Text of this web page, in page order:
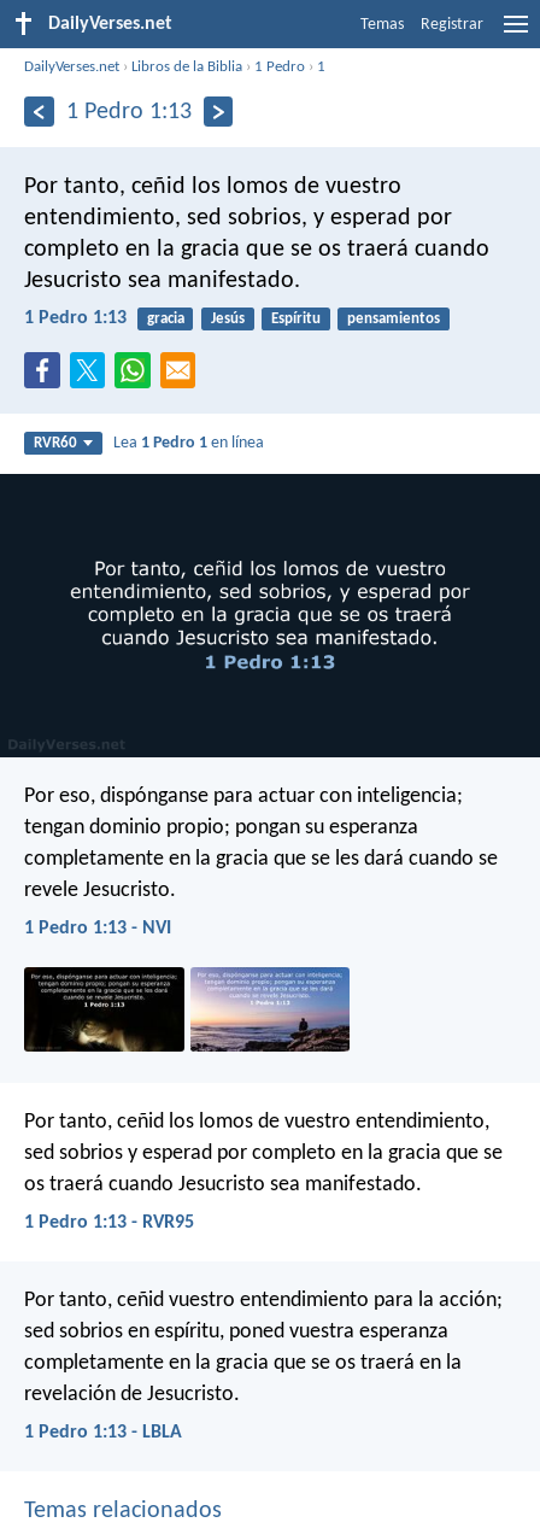
DailyVerses.net Temas Registrar
DailyVerses.net ›Libros de la Biblia › 1 Pedro › 1
1 Pedro 1:13
Por tanto, ceñid los lomos de vuestro
entendimiento, sed sobrios, y esperad por
completo en la gracia que se os traerá cuando
Jesucristo sea manifestado.
1 Pedro 1:13 gracia Jesús Espíritu pensamientos
RVR60 Lea 1 Pedro 1 en línea
Por eso, dispónganse para actuar con inteligencia;
tengan dominio propio; pongan su esperanza
completamente en la gracia que se les dará cuando se
revele Jesucristo.
1 Pedro 1:13 - NVI
Por tanto, ceñid los lomos de vuestro entendimiento,
sed sobrios y esperad por completo en la gracia que se
os traerá cuando Jesucristo sea manifestado.
1 Pedro 1:13 - RVR95
Por tanto, ceñid vuestro entendimiento para la acción;
sed sobrios en espíritu, poned vuestra esperanza
completamente en la gracia que se os traerá en la
revelación de Jesucristo.
1 Pedro 1:13 - LBLA
Temas relacionados